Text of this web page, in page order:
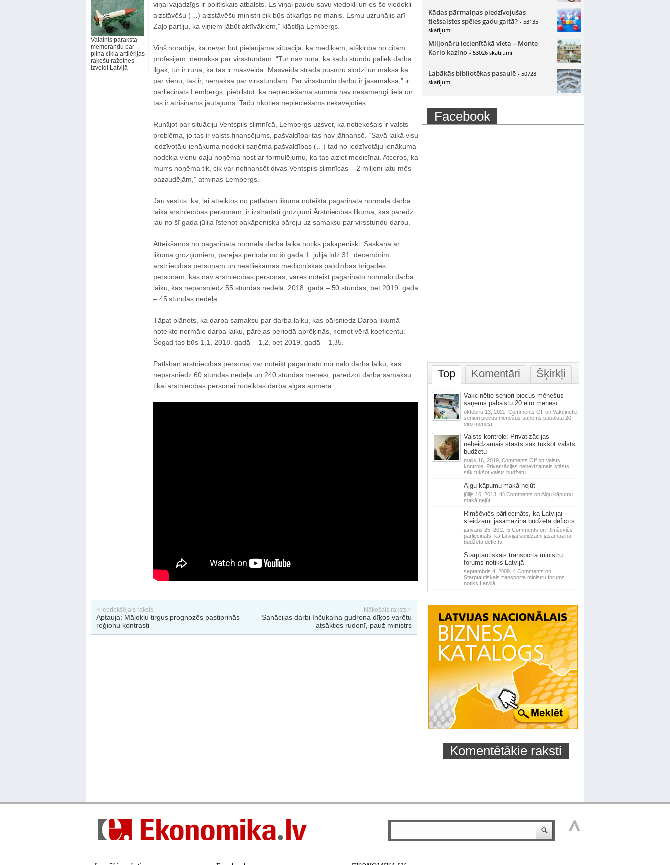
Valainis paraksta
memorandu par
pilna cikla artilērijas
raķešu ražotnes
izveidi Latvijā
viņai vajadzīgs ir politiskais atbalsts. Es viņai paudu savu viedokli un es šo viedokli
aizstāvēšu (…) aizstāvēšu ministri cik būs atkarīgs no manis. Esmu uzrunājis arī
Zaļo partiju, ka viņiem jābūt aktīvākiem,” klāstīja Lembergs.
Viņš norādīja, ka nevar būt pieļaujama situācija, ka mediķiem, atšķirībā no citām
profesijām, nemaksā par virsstundām. “Tur nav runa, ka kādu stundu paliek darbā
ilgāk, tur ir runa, ka tas ir masveidā. Masveidā strādā pusotru slodzi un maksā kā
par vienu, tas ir, nemaksā par virsstundām. Par virsstundu darbu ir jāsamaksā,” ir
pārliecināts Lembergs, piebilstot, ka nepieciešamā summa nav nesamērīgi liela un
tas ir atrisināms jautājums. Taču rīkoties nepieciešams nekavējoties.
Runājot par situāciju Ventspils slimnīcā, Lembergs uzsver, ka notiekošais ir valsts
problēma, jo tas ir valsts finansējums, pašvaldībai tas nav jāfinansē. “Savā laikā visu
iedzīvotāju ienākuma nodokli saņēma pašvaldības (…) tad no iedzīvotāju ienākuma
nodokļa vienu daļu noņēma nost ar formulējumu, ka tas aiziet medicīnai. Atceros, ka
mums noņēma tik, cik var nofinansēt divas Ventspils slimnīcas – 2 miljoni latu mēs
pazaudējām,” atminas Lembergs.
Jau vēstīts, ka, lai atteiktos no patlaban likumā noteiktā pagarinātā normālā darba
laika ārstniecības personām, ir izstrādāti grozījumi Ārstniecības likumā, kas paredz
jau no šī gada jūlija īstenot pakāpenisku pāreju uz samaksu par virsstundu darbu.
Atteikšanos no pagarināta normālā darba laika notiks pakāpeniski. Saskaņā ar
likuma grozījumiem, pārejas periodā no šī gada 1. jūlija līdz 31. decembrim
ārstniecības personām un neatliekamās medicīniskās palīdzības brigādes
personām, kas nav ārstniecības personas, varēs noteikt pagarināto normālo darba
laiku, kas nepārsniedz 55 stundas nedēļā, 2018. gadā – 50 stundas, bet 2019. gadā
– 45 stundas nedēļā.
Tāpat plānots, ka darba samaksu par darba laiku, kas pārsniedz Darba likumā
noteikto normālo darba laiku, pārejas periodā aprēķinās, ņemot vērā koeficentu.
Šogad tas būs 1,1, 2018. gadā – 1,2, bet 2019. gadā – 1,35.
Patlaban ārstniecības personai var noteikt pagarināto normālo darba laiku, kas
nepārsniedz 60 stundas nedēļā un 240 stundas mēnesī, paredzot darba samaksu
tikai ārstniecības personai noteiktās darba algas apmērā.
< Iepriekšējais raksts
Aptauja: Mājokļu tirgus prognozēs pastiprinās
reģionu kontrasti
Nākošais raksts >
Sanācijas darbi Inčukalna gudrona dīķos varētu
atsākties rudenī, pauž ministrs
Kādas pārmaiņas piedzīvojušas
tiešsaistes spēles gadu gaitā? - 53135
skatījumi
Miljonāru iecienītākā vieta – Monte
Karlo kazino - 53026 skatījumi
Labākās bibliotēkas pasaulē - 50728
skatījumi
Facebook
Top Komentāri Šķirkļi
Vakcinētie seniori piecus mēnešus
saņems pabalstu 20 eiro mēnesī
oktobris 13, 2021, Comments Offon Vakcinētie
seniori piecus mēnešus saņems pabalstu 20
eiro mēnesī
Valsts kontrole: Privatizācijas
nebeidzamais stāsts sāk tukšot valsts
budžetu
maijs 16, 2019, Comments Offon Valsts
kontrole: Privatizācijas nebeidzamais stāsts
sāk tukšot valsts budžetu
Algu kāpumu makā nejūt
jūlijs 16, 2013, 48 Comments on Algu kāpumu
makā nejūt
Rimšēvičs pārliecināts, ka Latvijai
steidzami jāsamazina budžeta deficīts
janvāris 25, 2011, 5 Comments on Rimšēvičs
pārliecināts, ka Latvijai steidzami jāsamazina
budžeta deficīts
Starptautiskais transporta ministru
forums notiks Latvijā
septembris 4, 2009, 4 Comments on
Starptautiskais transporta ministru forums
notiks Latvijā
Komentētākie raksti